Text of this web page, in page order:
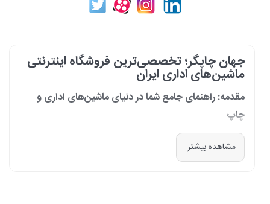
جهان چاپگر؛ تخصصی‌ترین فروشگاه اینترنتی
ماشین‌های اداری ایران
مقدمه: راهنمای جامع شما در دنیای ماشین‌های اداری و
چاپ
در دنیای پرشتاب امروز که کسب‌وکارها و سازمان‌ها برای افزایش بهره‌وری خود به
فناوری‌های نوین وابسته‌اند، دسترسی به ابزارهای کارآمد و قابل اعتماد یک
مشاهده بیشتر